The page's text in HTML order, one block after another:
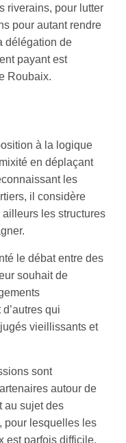
riverains, pour lutter
pour autant rendre
délégation de
payant est
Roubaix.
à la logique
en déplaçant
les
il considère
les structures
le débat entre des
souhait de
qui
vieillissants et
sont
autour de
au sujet des
pour lesquelles les
est parfois difficile,